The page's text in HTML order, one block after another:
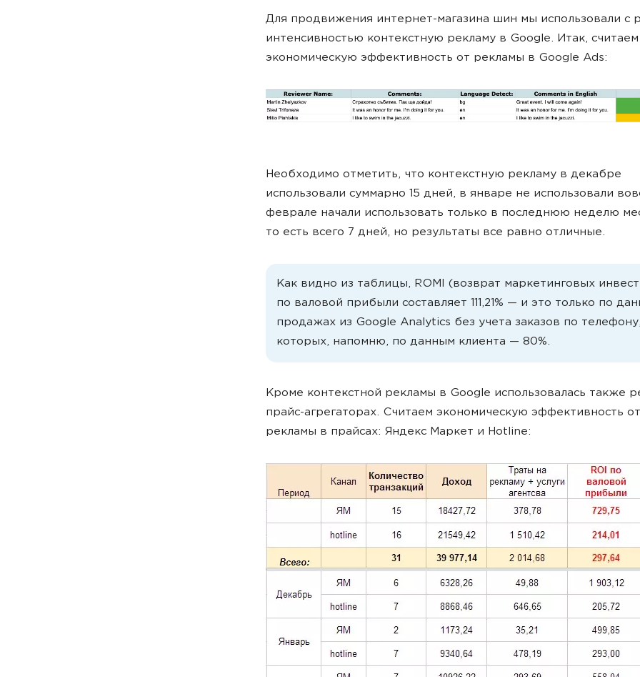
Для продвижения интернет-магазина шин мы использовали с
интенсивностью контекстную рекламу в Google. Итак, считаем
экономическую эффективность от рекламы в Google Ads:
Необходимо отметить, что контекстную рекламу в декабре
использовали суммарно 15 дней, в январе не использовали
феврале начали использовать только в последнюю неделю
то есть всего 7 дней, но результаты все равно отличные.
Как видно из таблицы, ROMI (возврат маркетинговых
по валовой прибыли составляет 111,21% — и это только по
продажах из Google Analytics без учета заказов по телефону,
которых, напомню, по данным клиента — 80%.
Кроме контекстной рекламы в Google использовалась также
прайс-агрегаторах. Считаем экономическую эффективность от
рекламы в прайсах: Яндекс Маркет и Hotline: